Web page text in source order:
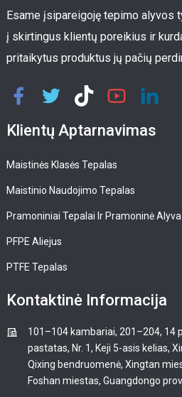
Esame įsipareigoję tepimo alyvos
į skirtingus klientų poreikius ir
pritaikytus produktus jų pačių
Klientų Aptarnavimas
Maistinės Klasės Tepalas
Maistinio Naudojimo Tepalas
Pramoniniai Tepalai Ir Pramoninė Alyva
PFPE Aliejus
PTFE Tepalas
Kontaktinė Informacija
101–104 kambariai, 201–204, 14
pastatas, Nr. 1, Keji 5-asis kelias,
Qixing bendruomenė, Xingtan
Foshan miestas, Guangdongo